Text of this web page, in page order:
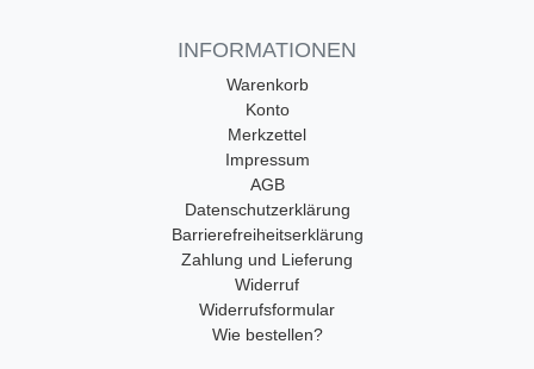
INFORMATIONEN
Warenkorb
Konto
Merkzettel
Impressum
AGB
Datenschutzerklärung
Barrierefreiheitserklärung
Zahlung und Lieferung
Widerruf
Widerrufsformular
Wie bestellen?